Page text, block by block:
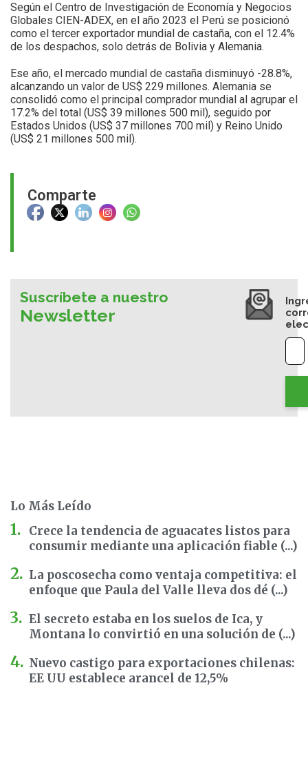
Comparte
Según el Centro de Investigación de Economía y Negocios
Globales CIEN-ADEX, en el año 2023 el Perú se posicionó
como el tercer exportador mundial de castaña, con el 12.4%
de los despachos, solo detrás de Bolivia y Alemania.
Ese año, el mercado mundial de castaña disminuyó -28.8%,
alcanzando un valor de US$ 229 millones. Alemania se
consolidó como el principal comprador mundial al agrupar el
17.2% del total (US$ 39 millones 500 mil), seguido por
Estados Unidos (US$ 37 millones 700 mil) y Reino Unido
(US$ 21 millones 500 mil).
Suscríbete a nuestro
Newsletter
Lo Más Leído
Crece la tendencia de aguacates listos para
consumir mediante una aplicación fiable (...)
La poscosecha como ventaja competitiva: el
enfoque que Paula del Valle lleva dos dé (...)
El secreto estaba en los suelos de Ica, y
Montana lo convirtió en una solución de (...)
Nuevo castigo para exportaciones chilenas:
EE UU establece arancel de 12,5%